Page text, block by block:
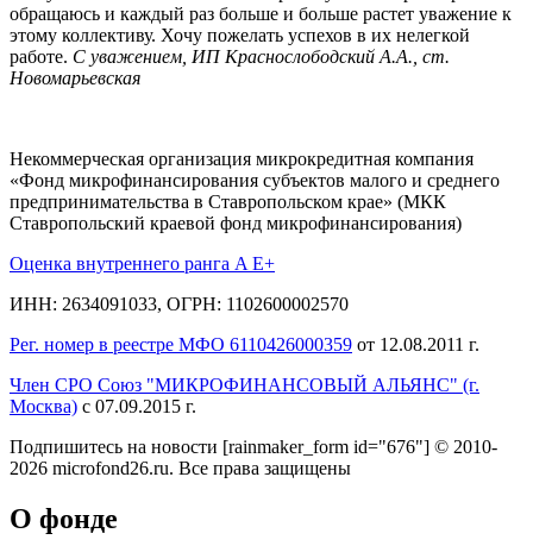
обращаюсь и каждый раз больше и больше растет уважение к
этому коллективу. Хочу пожелать успехов в их нелегкой
работе. С уважением, ИП Краснослободский А.А., ст.
Новомарьевская
Некоммерческая организация микрокредитная компания
«Фонд микрофинансирования субъектов малого и среднего
предпринимательства в Ставропольском крае» (МКК
Ставропольский краевой фонд микрофинансирования)
Оценка внутреннего ранга A E+
ИНН: 2634091033, ОГРН: 1102600002570
Рег. номер в реестре МФО 6110426000359 от 12.08.2011 г.
Член СРО Союз "МИКРОФИНАНСОВЫЙ АЛЬЯНС" (г.
Москва) с 07.09.2015 г.
Подпишитесь на новости [rainmaker_form id="676"] © 2010-
2026 microfond26.ru. Все права защищены
О фонде